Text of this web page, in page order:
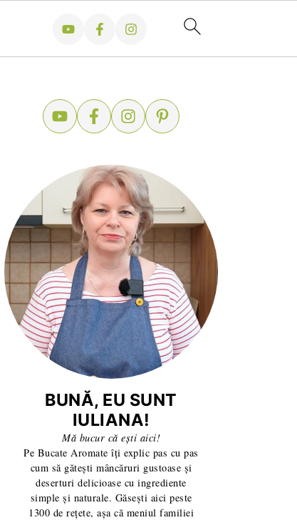
BUNĂ, EU SUNT
IULIANA!
Mă bucur că ești aici!
Pe Bucate Aromate îți explic pas cu pas
cum să gătești mâncăruri gustoase și
deserturi delicioase cu ingrediente
simple și naturale. Găsești aici peste
1300 de rețete, așa că meniul familiei